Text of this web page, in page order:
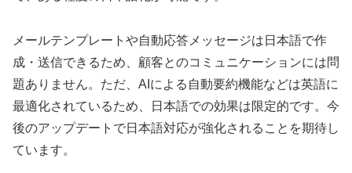
メールテンプレートや自動応答メッセージは日本語で作
成・送信できるため、顧客とのコミュニケーションには問
題ありません。ただ、AIによる自動要約機能などは英語に
最適化されているため、日本語での効果は限定的です。今
後のアップデートで日本語対応が強化されることを期待し
ています。